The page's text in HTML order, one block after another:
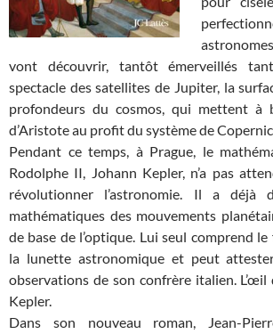
vont découvrir, tantôt émerveillés
spectacle des satellites de Jupiter, la
profondeurs du cosmos, qui mettent à
d’Aristote au profit du système de
Pendant ce temps, à Prague, le
Rodolphe II, Johann Kepler, n’a pas
révolutionner l’astronomie. Il a déjà
mathématiques des mouvements
de base de l’optique. Lui seul comprend
la lunette astronomique et peut
observations de son confrère italien. L’œil
Kepler.
Dans son nouveau roman, Jean-